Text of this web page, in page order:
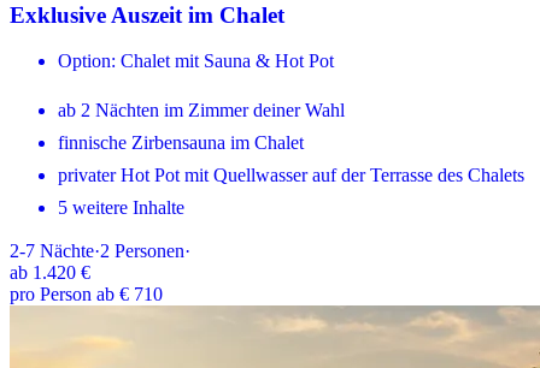
Exklusive Auszeit im Chalet
Option: Chalet mit Sauna & Hot Pot
ab 2 Nächten im Zimmer deiner Wahl
finnische Zirbensauna im Chalet
privater Hot Pot mit Quellwasser auf der Terrasse des Chalets
5 weitere Inhalte
2-7 Nächte·2 Personen·
ab 1.420 €
pro Person ab € 710